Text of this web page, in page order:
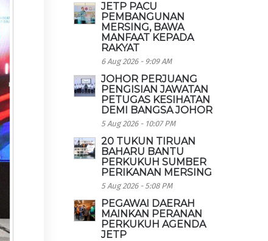
JETP PACU
PEMBANGUNAN
MERSING, BAWA
MANFAAT KEPADA
RAKYAT
6 Aug 2026 - 9:09 AM
JOHOR PERJUANG
PENGISIAN JAWATAN
PETUGAS KESIHATAN
DEMI BANGSA JOHOR
5 Aug 2026 - 10:07 PM
20 TUKUN TIRUAN
BAHARU BANTU
PERKUKUH SUMBER
PERIKANAN MERSING
5 Aug 2026 - 5:08 PM
PEGAWAI DAERAH
MAINKAN PERANAN
PERKUKUH AGENDA
JETP